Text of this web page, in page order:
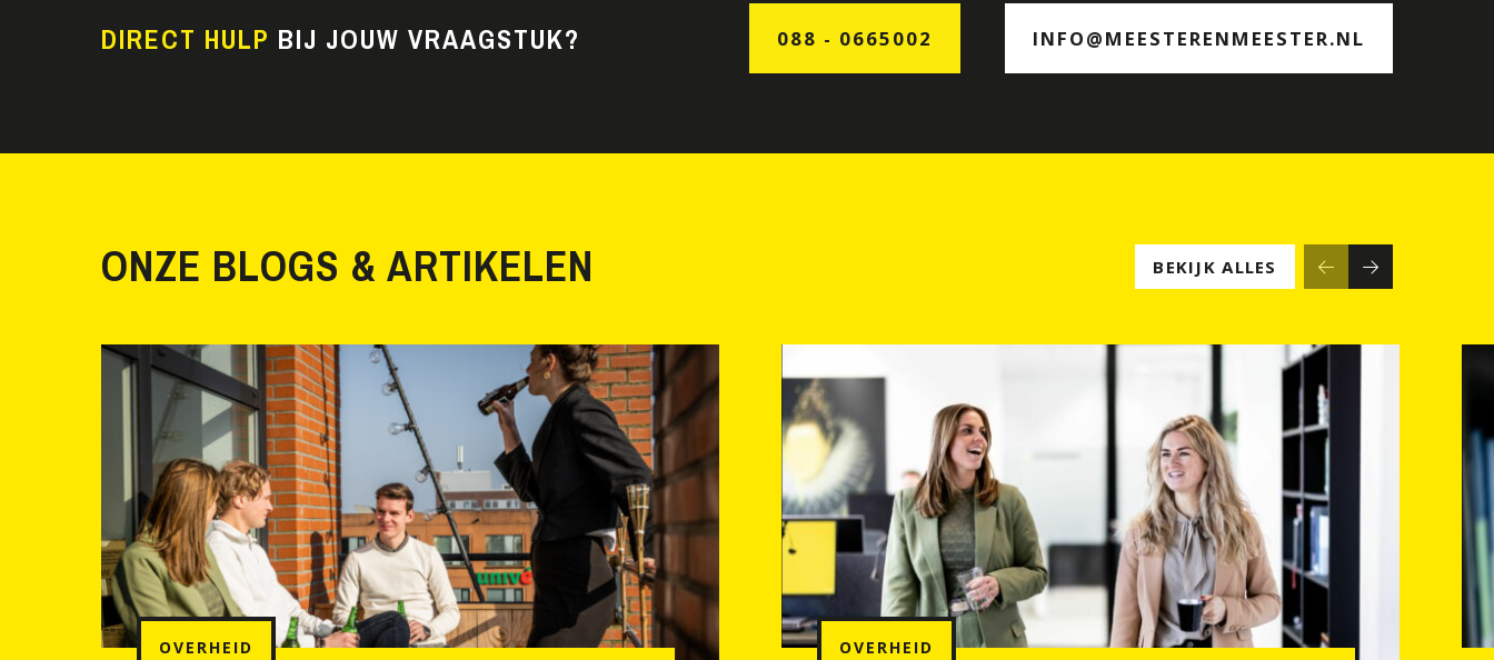
DIRECT HULP BIJ JOUW VRAAGSTUK? 088 - 0665002 INFO@MEESTERENMEESTER.NL
ONZE BLOGS & ARTIKELEN BEKIJK ALLES
OVERHEID OVERHEID